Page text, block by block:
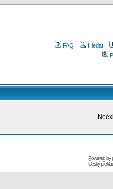
FAQ
Hledat
Powered by
Český